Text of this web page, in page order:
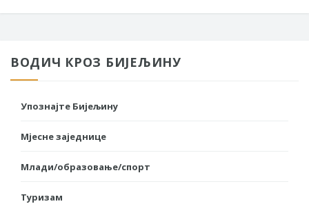
ВОДИЧ КРОЗ БИЈЕЉИНУ
Упознајте Бијељину
Мјесне заједнице
Млади/образовање/спорт
Туризам